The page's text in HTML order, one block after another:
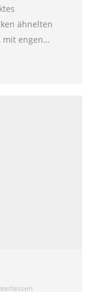
ähnelten
mit engen…